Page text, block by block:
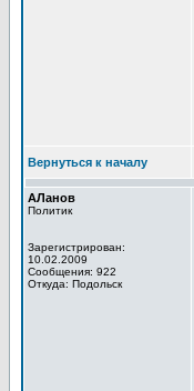
Вернуться к началу
АЛанов
Политик
Зарегистрирован:
10.02.2009
Сообщения: 922
Откуда: Подольск